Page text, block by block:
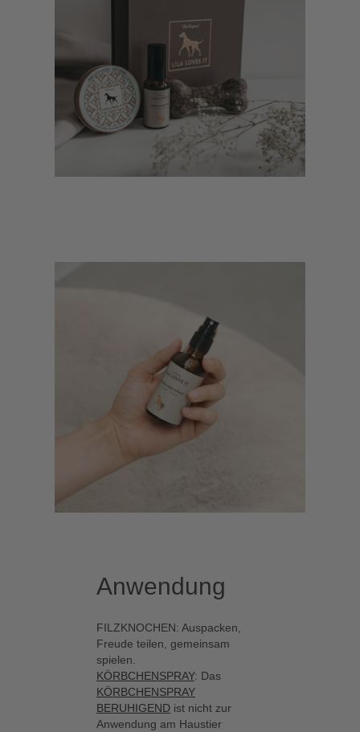
Anwendung
FILZKNOCHEN: Auspacken,
Freude teilen, gemeinsam
spielen.
KÖRBCHENSPRAY: Das
KÖRBCHENSPRAY
BERUHIGENDist nicht zur
Anwendung am Haustier